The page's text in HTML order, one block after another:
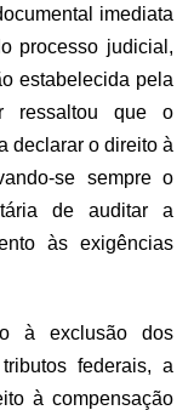
imediata
processo judicial,
estabelecida pela
ressaltou que o
declarar o direito à
se sempre o
de auditar a
às exigências
à exclusão dos
federais, a
à compensação